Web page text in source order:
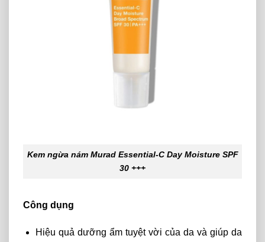
Kem ngừa nám Murad Essential-C Day Moisture SPF
30 +++
Công dụng
Hiệu quả dưỡng ẩm tuyệt vời của da và giúp da